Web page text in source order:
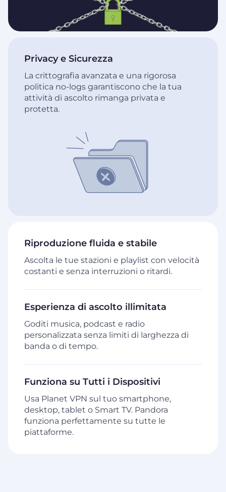
Riproduzione fluida e stabile
Ascolta le tue stazioni e playlist con velocità
costanti e senza interruzioni o ritardi.
Esperienza di ascolto illimitata
Goditi musica, podcast e radio
personalizzata senza limiti di larghezza di
banda o di tempo.
Funziona su Tutti i Dispositivi
Usa Planet VPN sul tuo smartphone,
desktop, tablet o Smart TV. Pandora
funziona perfettamente su tutte le
piattaforme.
Privacy e Sicurezza
La crittografia avanzata e una rigorosa
politica no-logs garantiscono che la tua
attività di ascolto rimanga privata e
protetta.